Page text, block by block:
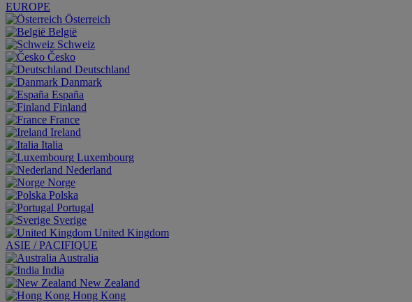
EUROPE
Österreich
België
Schweiz
Česko
Deutschland
Danmark
España
Finland
France
Ireland
Italia
Luxembourg
Nederland
Norge
Polska
Portugal
Sverige
United Kingdom
ASIE / PACIFIQUE
Australia
India
New Zealand
Hong Kong